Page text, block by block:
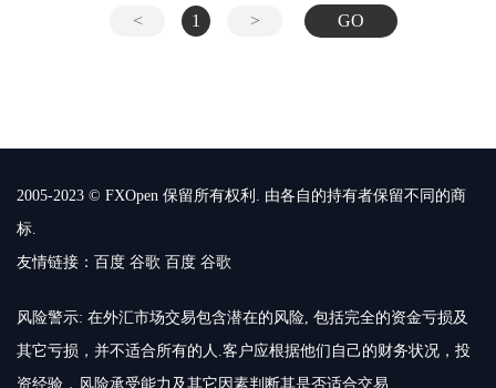
< 1 > GO
2005-2023 © FXOpen 保留所有权利. 由各自的持有者保留不同的商
标.
友情链接： 百度 谷歌 百度 谷歌
风险警示: 在外汇市场交易包含潜在的风险, 包括完全的资金亏损及
其它亏损，并不适合所有的人.客户应根据他们自己的财务状况，投
资经验，风险承受能力及其它因素判断其是否适合交易.